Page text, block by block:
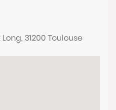
31200 Toulouse